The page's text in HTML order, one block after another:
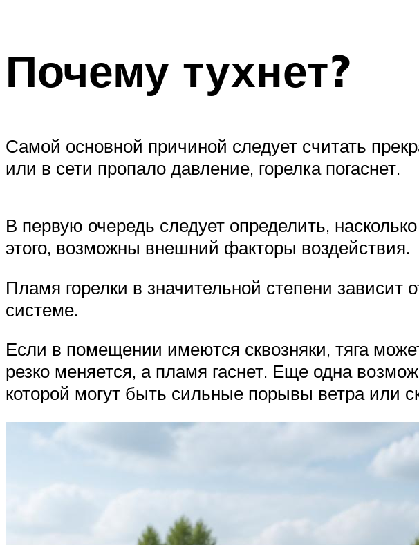
Почему тухнет?
Самой основной причиной следует считать
или в сети пропало давление, горелка погаснет.
В первую очередь следует определить,
этого, возможны внешний факторы воздействия.
Пламя горелки в значительной степени
системе.
Если в помещении имеются сквозняки, тяга
резко меняется, а пламя гаснет. Еще одна
которой могут быть сильные порывы ветра или